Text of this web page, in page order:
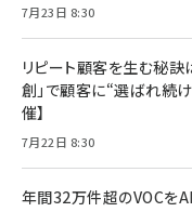
7月23日 8:30
リピート顧客を生む秘訣
創」で顧客に“選ばれ続
催】
7月22日 8:30
年間32万件超のVOCをAI